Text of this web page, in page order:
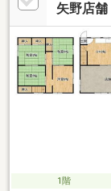
矢野店舗
1階